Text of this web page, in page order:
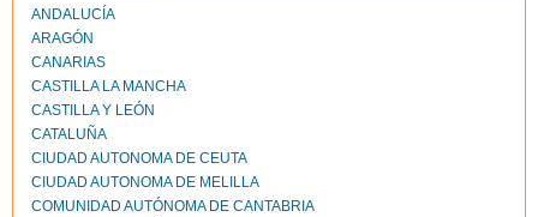
ANDALUCÍA
ARAGÓN
CANARIAS
CASTILLA LA MANCHA
CASTILLA Y LEÓN
CATALUÑA
CIUDAD AUTONOMA DE CEUTA
CIUDAD AUTONOMA DE MELILLA
COMUNIDAD AUTÓNOMA DE CANTABRIA